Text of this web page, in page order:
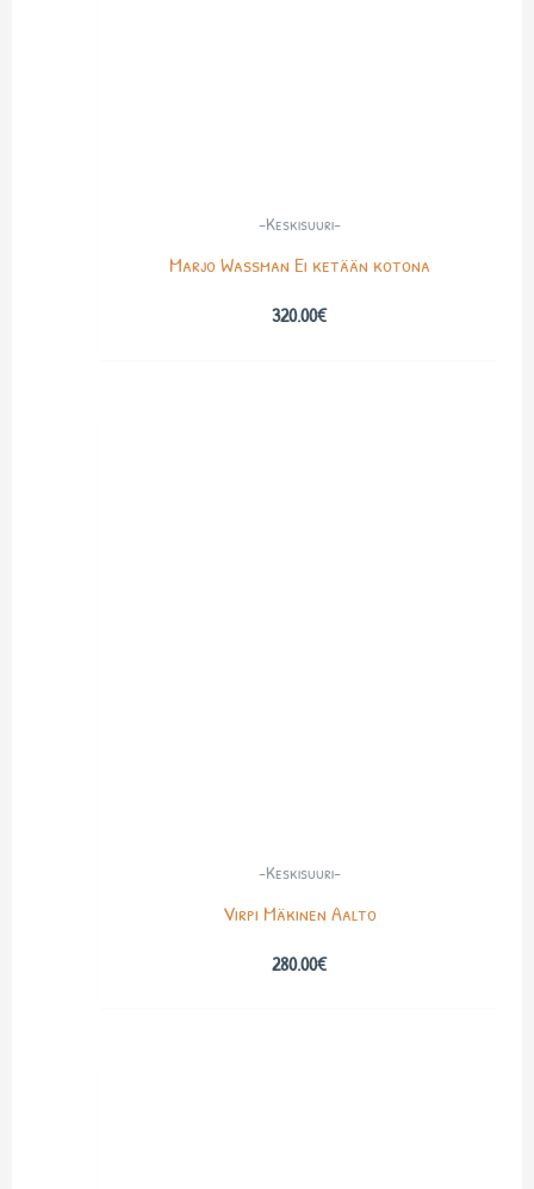
-Keskisuuri-
Marjo Wassman Ei ketään kotona
320.00€
-Keskisuuri-
Virpi Mäkinen Aalto
280.00€